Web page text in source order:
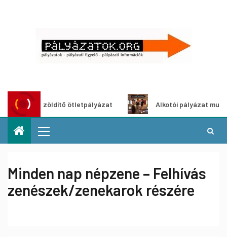
Városzöldítő ötletpályázat Alkotói pályázat multimédia-
Minden nap népzene – Felhívás
zenészek/zenekarok részére